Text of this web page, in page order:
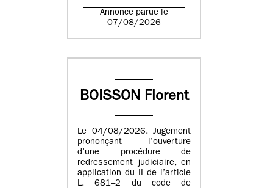
Annonce parue le
07/08/2026
BOISSON Florent
Le 04/08/2026. Jugement
prononçant l’ouverture
d’une procédure de
redressement judiciaire, en
application du II de l’article
L. 681–2 du code de